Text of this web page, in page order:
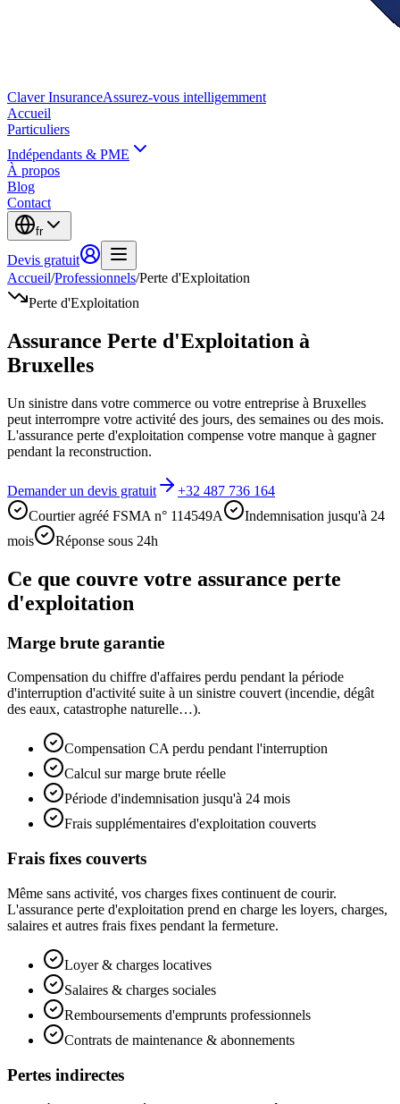
ClaverInsuranceAssurez-vous intelligemment
Accueil
Particuliers
Indépendants & PME
À propos
Blog
Contact
fr
Devis gratuit
Accueil/Professionnels/Perte d'Exploitation
Perte d'Exploitation
Assurance Perte d'Exploitation à
Bruxelles
Un sinistre dans votre commerce ou votre entreprise à Bruxelles
peut interrompre votre activité des jours, des semaines ou des mois.
L'assurance perte d'exploitation compense votre manque à gagner
pendant la reconstruction.
Demander un devis gratuit
+32 487 736 164
Courtier agréé FSMA n° 114549A
Indemnisation jusqu'à 24
mois
Réponse sous 24h
Ce que couvre votre assurance perte
d'exploitation
Marge brute garantie
Compensation du chiffre d'affaires perdu pendant la période
d'interruption d'activité suite à un sinistre couvert (incendie, dégât
des eaux, catastrophe naturelle…).
Compensation CA perdu pendant l'interruption
Calcul sur marge brute réelle
Période d'indemnisation jusqu'à 24 mois
Frais supplémentaires d'exploitation couverts
Frais fixes couverts
Même sans activité, vos charges fixes continuent de courir.
L'assurance perte d'exploitation prend en charge les loyers, charges,
salaires et autres frais fixes pendant la fermeture.
Loyer & charges locatives
Salaires & charges sociales
Remboursements d'emprunts professionnels
Contrats de maintenance & abonnements
Pertes indirectes